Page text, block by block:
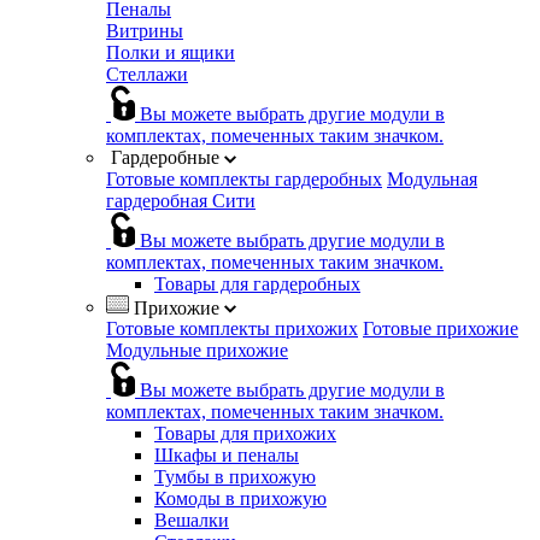
Пеналы
Витрины
Полки и ящики
Стеллажи
Вы можете выбрать другие модули в
комплектах, помеченных таким значком.
Гардеробные
Готовые комплекты гардеробных Модульная
гардеробная Сити
Вы можете выбрать другие модули в
комплектах, помеченных таким значком.
Товары для гардеробных
Прихожие
Готовые комплекты прихожих Готовые прихожие
Модульные прихожие
Вы можете выбрать другие модули в
комплектах, помеченных таким значком.
Товары для прихожих
Шкафы и пеналы
Тумбы в прихожую
Комоды в прихожую
Вешалки